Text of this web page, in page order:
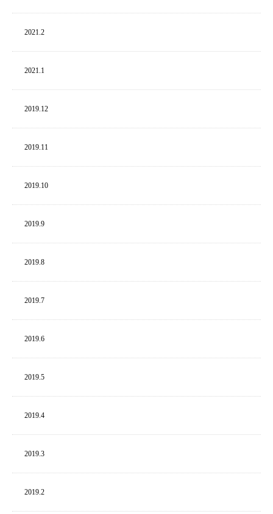
2021. 2
2021. 1
2019. 12
2019. 11
2019. 10
2019. 9
2019. 8
2019. 7
2019. 6
2019. 5
2019. 4
2019. 3
2019. 2